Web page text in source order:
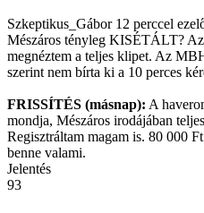
Szkeptikus_Gábor 12 perccel
Mészáros tényleg KISÉTÁLT?
megnéztem a teljes klipet. Az
szerint nem bírta ki a 10 perces
FRISSÍTÉS (másnap): A
mondja, Mészáros irodájában
Regisztráltam magam is. 80 000
benne valami.
Jelentés
93